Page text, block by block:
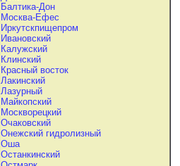
Балтика-Дон
Москва-Ефес
Иркутскпищепром
Ивановский
Калужский
Клинский
Красный восток
Лакинский
Лазурный
Майкопский
Москворецкий
Очаковский
Онежский гидролизный
Оша
Останкинский